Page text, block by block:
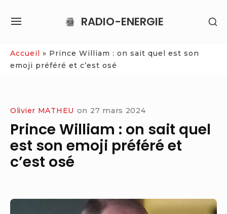
RADIO-ENERGIE
SITE
Accueil » Prince William : on sait quel est son
emoji préféré et c’est osé
Olivier MATHEU on 27 mars 2024
Prince William : on sait quel
est son emoji préféré et
c’est osé